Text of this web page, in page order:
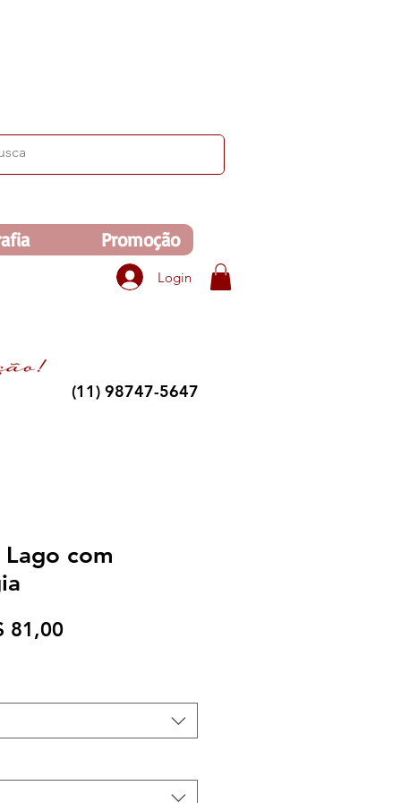
Promoção
Login
(11) 98747-5647
Lago com
81,00Preço